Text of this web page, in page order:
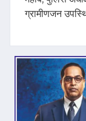
ग्रामीणजन